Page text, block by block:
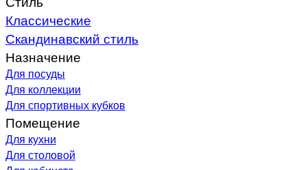
Классические
Скандинавский стиль
Назначение
Для посуды
Для коллекции
Для спортивных кубков
Помещение
Для кухни
Для столовой